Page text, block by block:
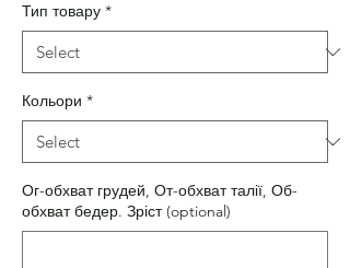
Тип товару *
Кольори *
Ог-обхват грудей, От-обхват талії, Об-
обхват бедер. Зріст (optional)